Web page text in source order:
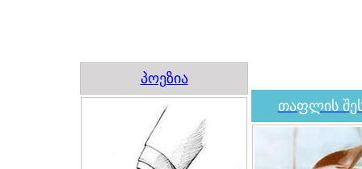
პოეზია
თაფლის